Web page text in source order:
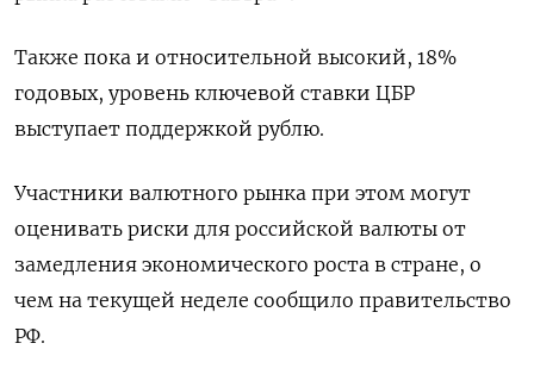
Также пока и относительной высокий, 18%
годовых, уровень ключевой ставки ЦБР
выступает поддержкой рублю.
Участники валютного рынка при этом могут
оценивать риски для российской валюты от
замедления экономического роста в стране, о
чем на текущей неделе сообщило правительство
РФ.